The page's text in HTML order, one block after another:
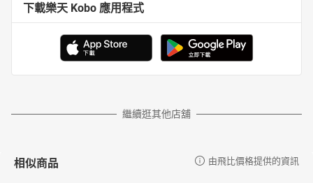
下載樂天 Kobo 應用程式
繼續逛其他店舖
相似商品 由飛比價格提供的資訊